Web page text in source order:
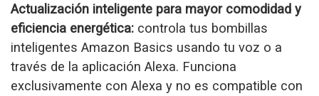
Actualización inteligente para mayor comodidad y
eficiencia energética: controla tus bombillas
inteligentes Amazon Basics usando tu voz o a
través de la aplicación Alexa. Funciona
exclusivamente con Alexa y no es compatible con